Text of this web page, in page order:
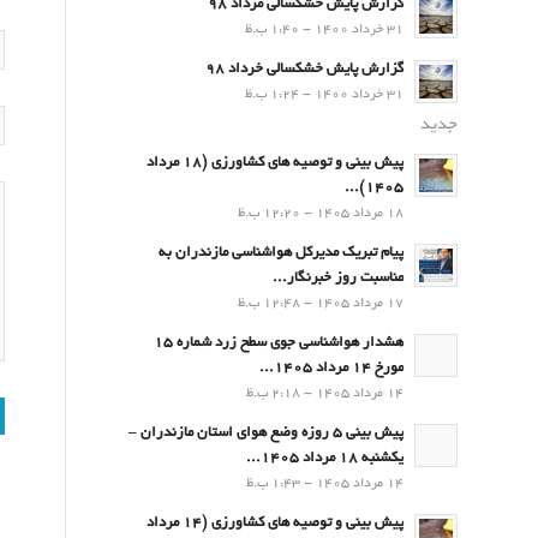
گزارش پایش خشکسالی مرداد 98
31 خرداد 1400 - 1:40 ب.ظ
گزارش پایش خشکسالی خرداد 98
31 خرداد 1400 - 1:24 ب.ظ
جدید
پیش بینی و توصیه های کشاورزی (18 مرداد
۱۴۰۵)...
18 مرداد 1405 - 12:20 ب.ظ
پیام تبریک مدیرکل هواشناسی مازندران به
مناسبت روز خبرنگار...
17 مرداد 1405 - 12:48 ب.ظ
هشدار هواشناسی جوی سطح زرد شماره 15
مورخ 14 مرداد 1405...
14 مرداد 1405 - 2:18 ب.ظ
پیش بینی 5 روزه وضع هوای استان مازندران –
یکشنبه 18 مرداد 1405...
14 مرداد 1405 - 1:43 ب.ظ
پیش بینی و توصیه های کشاورزی (14 مرداد